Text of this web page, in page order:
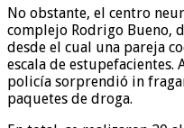
No obstante, el centro
complejo Rodrigo Bueno,
desde el cual una pareja
escala de
policía sorprendió in
paquetes de droga.